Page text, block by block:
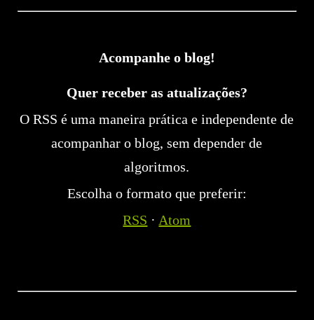
Acompanhe o blog!
Quer receber as atualizações?
O RSS é uma maneira prática e independente de
acompanhar o blog, sem depender de
algoritmos.
Escolha o formato que preferir:
RSS · Atom